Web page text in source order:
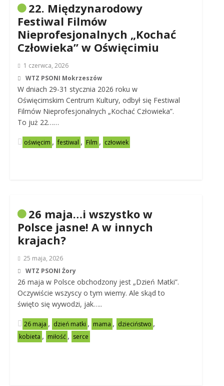
22. Międzynarodowy
Festiwal Filmów
Nieprofesjonalnych „Kochać
Człowieka” w Oświęcimiu
1 czerwca, 2026
WTZ PSONI Mokrzeszów
W dniach 29-31 stycznia 2026 roku w
Oświęcimskim Centrum Kultury, odbył się Festiwal
Filmów Nieprofesjonalnych „Kochać Człowieka”.
To już 22……
oświęcim , festiwal , Film , człowiek
26 maja…i wszystko w
Polsce jasne! A w innych
krajach?
25 maja, 2026
WTZ PSONI Żory
26 maja w Polsce obchodzony jest „Dzień Matki”.
Oczywiście wszyscy o tym wiemy. Ale skąd to
święto się wywodzi, jak…..
26 maja , dzień matki , mama , dzieciństwo ,
kobieta , miłość , serce